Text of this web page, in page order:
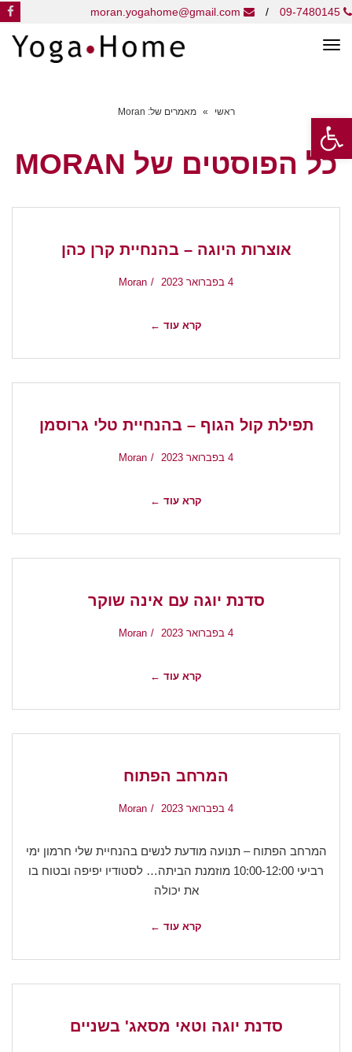
פתח סרגל נגישות
09-7480145
/
תפריט
ראשי » מאמרים של: Moran
כל הפוסטים של MORAN
אוצרות היוגה – בהנחיית קרן כהן
4 בפברואר 2023 Moran
קרא עוד ←
תפילת קול הגוף – בהנחיית טלי גרוסמן
4 בפברואר 2023 Moran
קרא עוד ←
סדנת יוגה עם אינה שוקר
4 בפברואר 2023 Moran
קרא עוד ←
המרחב הפתוח
4 בפברואר 2023 Moran
המרחב הפתוח – תנועה מודעת לנשים בהנחיית שלי חרמון ימי
רביעי 10:00-12:00 מוזמנת הביתה… לסטודיו יפיפה ובטוח בו
את יכולה
קרא עוד ←
סדנת יוגה וטאי מסאג' בשניים